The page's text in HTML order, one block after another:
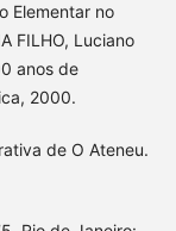
Elementar no
FILHO, Luciano
anos de
2000.
de O Ateneu.